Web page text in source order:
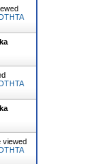
viewed